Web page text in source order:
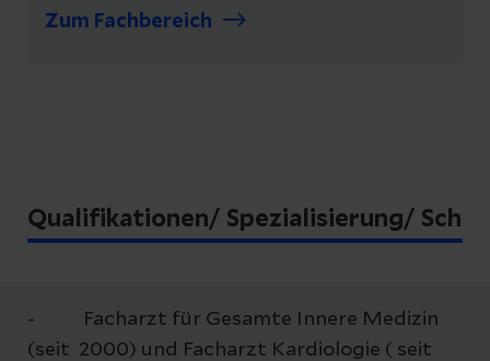
Zum Fachbereich
Qualifikationen/ Spezialisierung/
- Facharzt für Gesamte Innere Medizin
(seit 2000) und Facharzt Kardiologie ( seit